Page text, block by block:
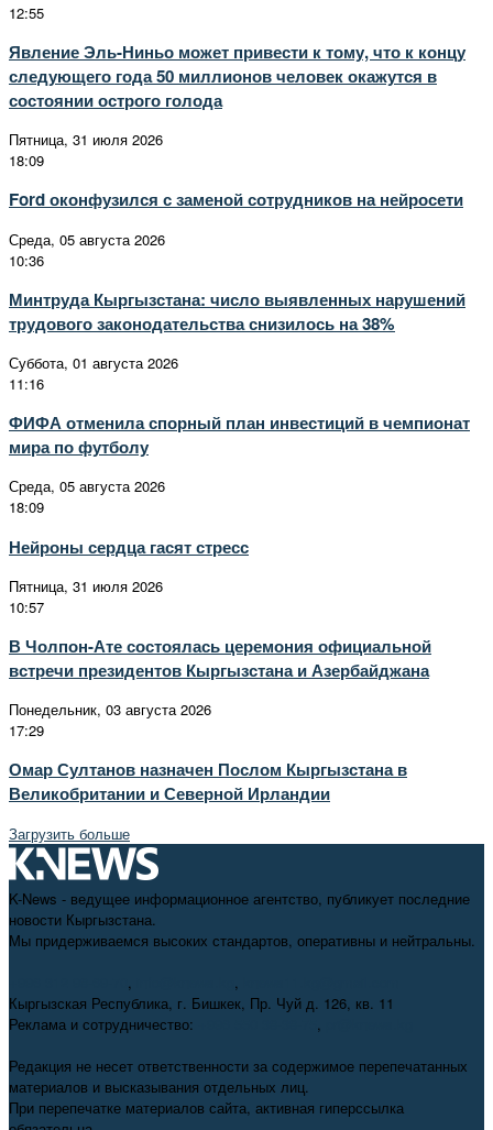
12:55
Явление Эль-Ниньо может привести к тому, что к концу
следующего года 50 миллионов человек окажутся в
состоянии острого голода
Пятница, 31 июля 2026
18:09
Ford оконфузился с заменой сотрудников на нейросети
Среда, 05 августа 2026
10:36
Минтруда Кыргызстана: число выявленных нарушений
трудового законодательства снизилось на 38%
Суббота, 01 августа 2026
11:16
ФИФА отменила спорный план инвестиций в чемпионат
мира по футболу
Среда, 05 августа 2026
18:09
Нейроны сердца гасят стресс
Пятница, 31 июля 2026
10:57
В Чолпон-Ате состоялась церемония официальной
встречи президентов Кыргызстана и Азербайджана
Понедельник, 03 августа 2026
17:29
Омар Султанов назначен Послом Кыргызстана в
Великобритании и Северной Ирландии
Загрузить больше
K-News - ведущее информационное агентство, публикует последние
новости Кыргызстана.
Мы придерживаемся высоких стандартов, оперативны и нейтральны.
, ,
Кыргызская Республика, г. Бишкек, Пр. Чуй д. 126, кв. 11
Реклама и сотрудничество:
,
Редакция не несет ответственности за содержимое перепечатанных
материалов и высказывания отдельных лиц.
При перепечатке материалов сайта, активная гиперссылка